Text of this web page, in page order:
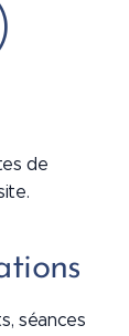
de
séances